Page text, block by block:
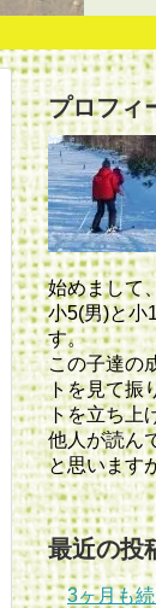
プロフィ
始めまして
小5(男)と小
す。
この子達の
トを見て振
トを立ち上
他人が読ん
と思います
最近の投
3ヶ月も